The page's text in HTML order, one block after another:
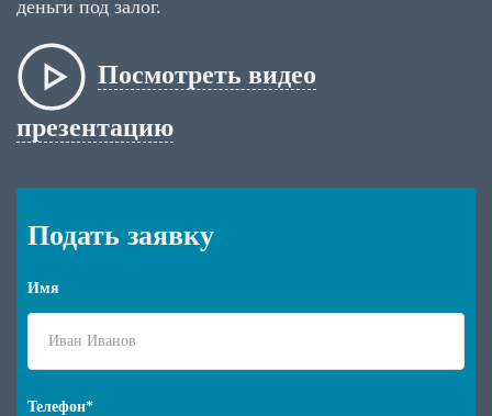
деньги под залог.
Посмотреть видео
презентацию
Подать заявку
Имя
Телефон*